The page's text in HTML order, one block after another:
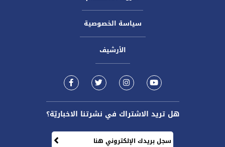
سياسة الخصوصية
الأرشيف
هل تريد الاشتراك في نشرتنا الاخباريّة؟